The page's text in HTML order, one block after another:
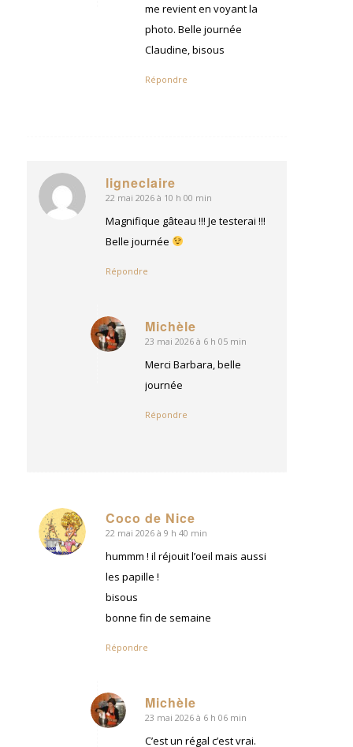
me revient en voyant la
photo. Belle journée
Claudine, bisous
Répondre
ligneclaire
dit
:
22 mai 2026 à 10 h 00 min
Magnifique gâteau !!! Je testerai !!!
Belle journée
Répondre
Michèle
dit
23 mai 2026 à 6 h 05 min
Merci Barbara, belle
journée
Répondre
Coco de Nice
dit
:
22 mai 2026 à 9 h 40 min
hummm ! il réjouit l’oeil mais aussi
les papille !
bisous
bonne fin de semaine
Répondre
Michèle
dit
23 mai 2026 à 6 h 06 min
C’est un régal c’est vrai.